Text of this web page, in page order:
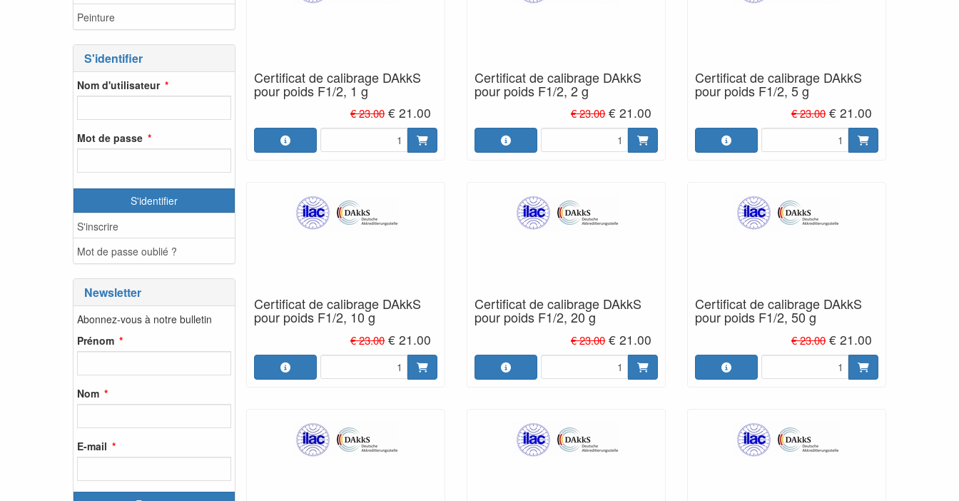
Peinture
S'identifier
Nom d'utilisateur
Mot de passe
S'identifier
S'inscrire
Mot de passe oublié ?
Newsletter
Abonnez-vous à notre bulletin
Prénom
Nom
E-mail
Certificat de calibrage DAkkS
pour poids F1/2, 1 g
€ 23.00 € 21.00
Certificat de calibrage DAkkS
pour poids F1/2, 2 g
€ 23.00 € 21.00
Certificat de calibrage DAkkS
pour poids F1/2, 5 g
€ 23.00 € 21.00
Certificat de calibrage DAkkS
pour poids F1/2, 10 g
€ 23.00 € 21.00
Certificat de calibrage DAkkS
pour poids F1/2, 20 g
€ 23.00 € 21.00
Certificat de calibrage DAkkS
pour poids F1/2, 50 g
€ 23.00 € 21.00